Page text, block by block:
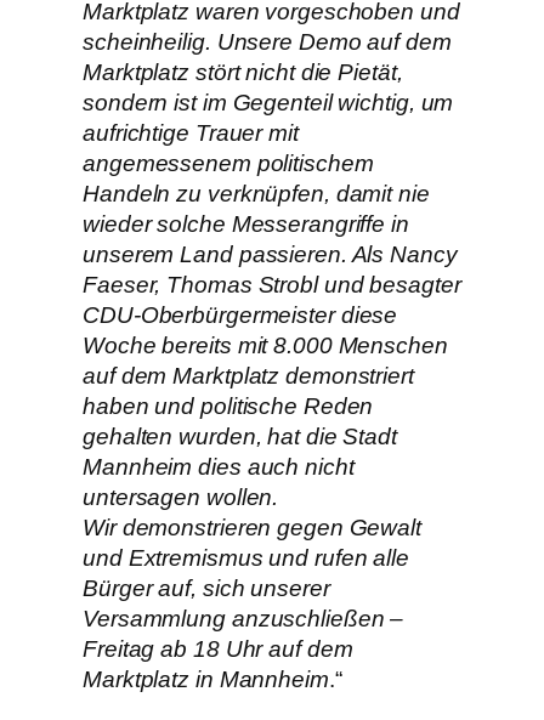
Marktplatz waren vorgeschoben und
scheinheilig. Unsere Demo auf dem
Marktplatz stört nicht die Pietät,
sondern ist im Gegenteil wichtig, um
aufrichtige Trauer mit
angemessenem politischem
Handeln zu verknüpfen, damit nie
wieder solche Messerangriffe in
unserem Land passieren. Als Nancy
Faeser, Thomas Strobl und besagter
CDU-Oberbürgermeister diese
Woche bereits mit 8.000 Menschen
auf dem Marktplatz demonstriert
haben und politische Reden
gehalten wurden, hat die Stadt
Mannheim dies auch nicht
untersagen wollen.
Wir demonstrieren gegen Gewalt
und Extremismus und rufen alle
Bürger auf, sich unserer
Versammlung anzuschließen –
Freitag ab 18 Uhr auf dem
Marktplatz in Mannheim.“